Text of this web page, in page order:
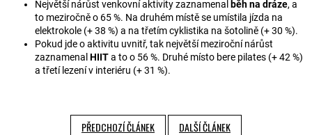
Největší nárůst venkovní aktivity zaznamenal běh na dráze, a
to meziročně o 65 %. Na druhém místě se umístila jízda na
elektrokole (+ 38 %) a na třetím cyklistika na šotolině (+ 30 %).
Pokud jde o aktivitu uvnitř, tak největší meziroční nárůst
zaznamenal HIITa to o 56 %. Druhé místo bere pilates (+ 42 %)
a třetí lezení v interiéru (+ 31 %).
PŘEDCHOZÍ ČLÁNEK DALŠÍ ČLÁNEK